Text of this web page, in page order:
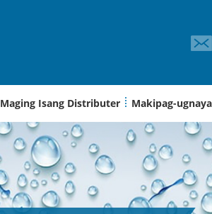
Maging Isang Distributer Makipag-